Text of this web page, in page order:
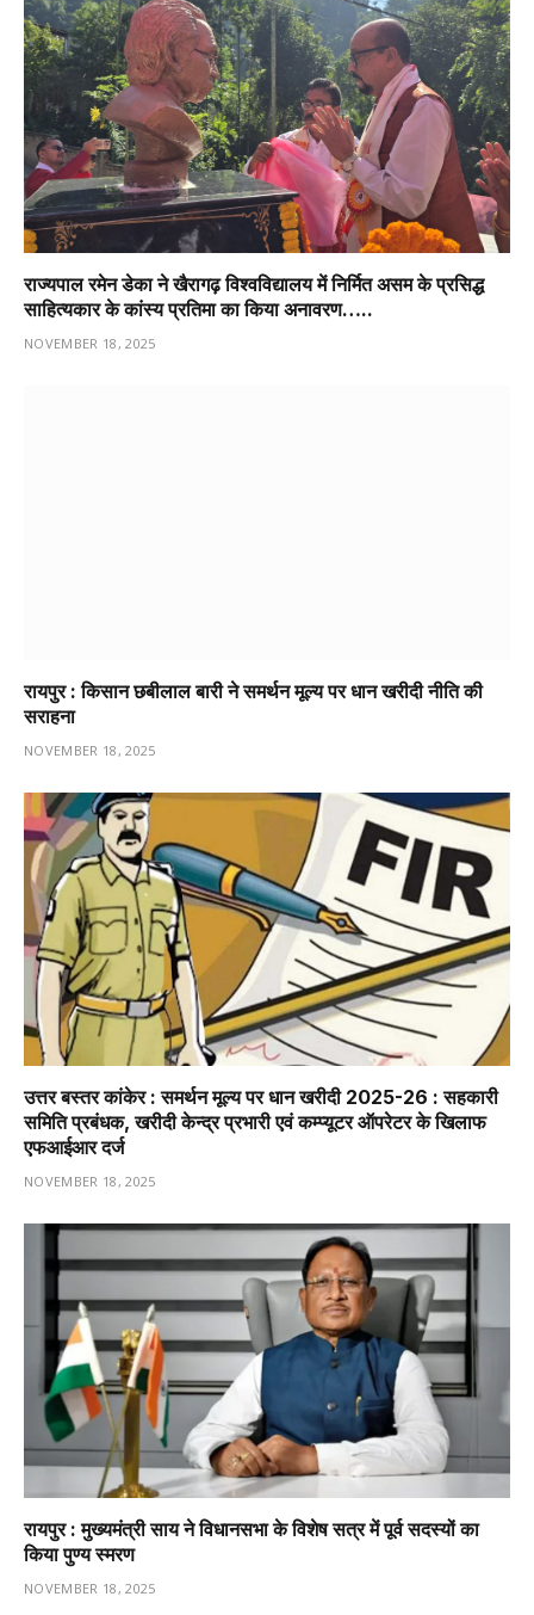
राज्यपाल रमेन डेका ने खैरागढ़ विश्वविद्यालय में निर्मित असम के प्रसिद्ध
साहित्यकार के कांस्य प्रतिमा का किया अनावरण…..
NOVEMBER 18, 2025
रायपुर : किसान छबीलाल बारी ने समर्थन मूल्य पर धान खरीदी नीति की
सराहना
NOVEMBER 18, 2025
उत्तर बस्तर कांकेर : समर्थन मूल्य पर धान खरीदी 2025-26 : सहकारी
समिति प्रबंधक, खरीदी केन्द्र प्रभारी एवं कम्प्यूटर ऑपरेटर के खिलाफ
एफआईआर दर्ज
NOVEMBER 18, 2025
रायपुर : मुख्यमंत्री साय ने विधानसभा के विशेष सत्र में पूर्व सदस्यों का
किया पुण्य स्मरण
NOVEMBER 18, 2025